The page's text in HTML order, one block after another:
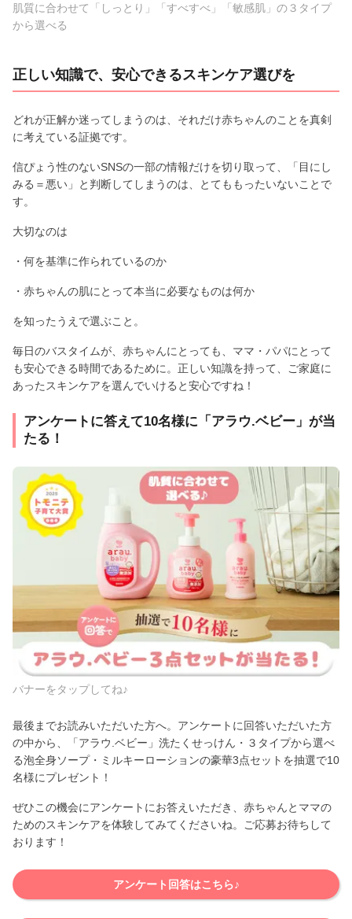
肌質に合わせて「しっとり」「すべすべ」「敏感肌」の３タイプ
から選べる
正しい知識で、安心できるスキンケア選びを
どれが正解か迷ってしまうのは、それだけ赤ちゃんのことを真剣
に考えている証拠です。
信ぴょう性のないSNSの一部の情報だけを切り取って、「目にし
みる＝悪い」と判断してしまうのは、とてももったいないことで
す。
大切なのは
・何を基準に作られているのか
・赤ちゃんの肌にとって本当に必要なものは何か
を知ったうえで選ぶこと。
毎日のバスタイムが、赤ちゃんにとっても、ママ・パパにとって
も安心できる時間であるために。正しい知識を持って、ご家庭に
あったスキンケアを選んでいけると安心ですね！
アンケートに答えて10名様に「アラウ.ベビー」が当
たる！
バナーをタップしてね♪
最後までお読みいただいた方へ。アンケートに回答いただいた方
の中から、「アラウ.ベビー」洗たくせっけん・３タイプから選べ
る泡全身ソープ・ミルキーローションの豪華3点セットを抽選で10
名様にプレゼント！
ぜひこの機会にアンケートにお答えいただき、赤ちゃんとママの
ためのスキンケアを体験してみてくださいね。ご応募お待ちして
おります！
アンケート回答はこちら♪